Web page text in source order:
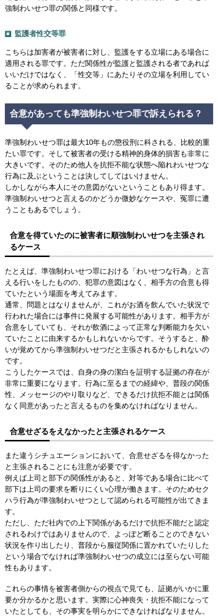
強制わいせつ罪の関係と同様です。
監護者性交等罪
こちらは加害者が被害者に対し、監護をする立場にある場合に
適用される罪です。ただ関係性が監護と監護される者であれば
いいだけではなく、「性交等」にあたりその立場を利用してい
ることが求められます。
合意があっても準強制わいせつ罪で訴えられる？
準強制わいせつ罪は最大10年もの懲役刑に科される、比較的重
たい罪です。そして被害者の受ける精神的身体的損害も非常に
大きいです。そのため他人を抗拒不能な状態へ陥れわいせつな
行為に及ぶということは決してしてはいけません。
しかしながら本人にその意図がないということもあり得ます。
準強制わいせつと言えるのかどうか微妙なケースや、冤罪に遭
うこともあるでしょう。
合意を得ていたのに被害者に順強制わいせつを主張され
るケース
たとえば、準強制わいせつ罪における「わいせつな行為」と言
える行いをしたものの、犯罪の意図はなく、相手方の合意も得
ていたという場面を考えてみます。
通常、問題とはなりませんが、これがお酒を飲んでいた状況で
行われた場合には事件に発展する可能性があります。相手方が
合意をしていても、それが飲酒によって正常な判断能力を欠い
ていたことに由来するかもしれないからです。そうすると、酔
いが覚めてから準強制わいせつだと主張されるかもしれないの
です。
こうしたケースでは、自身の身の潔白を証明する証拠の存在が
非常に重要になります。行為に至るまでの経緯や、普段の関係
性、メッセージのやり取りなど、できるだけ抗拒不能とは関係
なく同意があったと言えるものを集めなければなりません。
合意せざるをえなかったと主張されるケース
また違うシチュエーションにおいて、合意せざるを得なかった
と主張されることにも注意が必要です。
例えば上司と部下の関係性があると、対等である場合に比べて
部下は上司の要求を断りにくい心理が働きます。そのためセク
ハラ行為が準強制わいせつとして認められる可能性が出てきま
す。
ただし、ただ社内での上下関係があるだけで抗拒不能だと認定
されるわけではありませんので、よっぽど断ることのできない
状況を作り出したり、普段から服従関係に置かれていたりした
という場合でなければ準強制わいせつの成立には至らない可能
性もあります。
これらの事情を被害者側からの視点で見ても、証拠がいかに重
要か分かるかと思います。実際に心神喪失・抗拒不能になって
いたとしても、その事実を明らかにできなければなりません。